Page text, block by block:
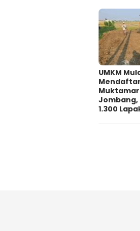
UMKM
Muktamar
Jombang,
1.300